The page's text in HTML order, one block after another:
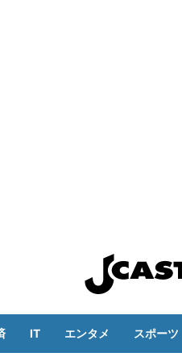
IT エンタメ スポーツ